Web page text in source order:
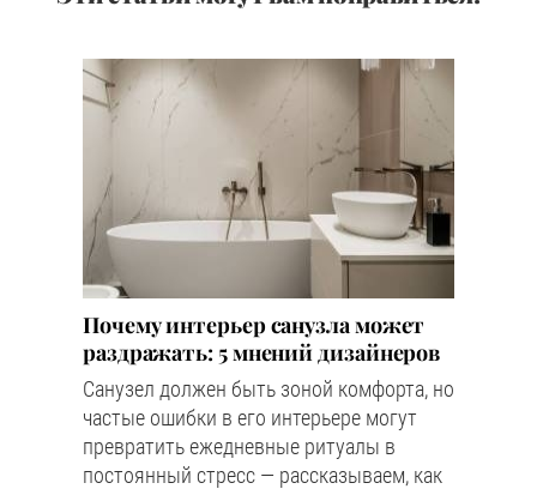
Почему интерьер санузла может
раздражать: 5 мнений дизайнеров
Санузел должен быть зоной комфорта, но
частые ошибки в его интерьере могут
превратить ежедневные ритуалы в
постоянный стресс — рассказываем, как